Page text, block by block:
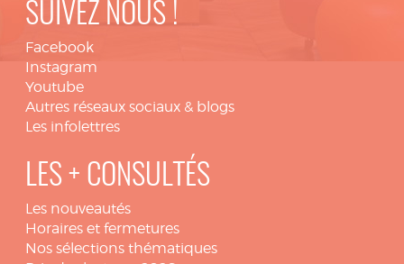
SUIVEZ NOUS !
Facebook
Instagram
Youtube
Autres réseaux sociaux & blogs
Les infolettres
LES + CONSULTÉS
Les nouveautés
Horaires et fermetures
Nos sélections thématiques